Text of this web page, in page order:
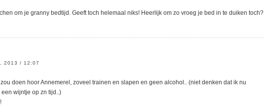
om je granny bedtijd. Geeft toch helemaal niks! Heerlijk om zo vroeg je bed in te duiken toch?
2013 / 12:07
zou doen hoor Annemerel, zoveel trainen en slapen en geen alcohol.. (niet denken dat ik nu
wijntje op zn tijd..)